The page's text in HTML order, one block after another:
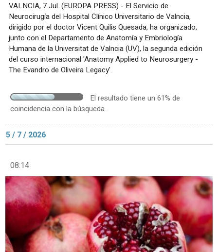
VALNCIA, 7 Jul. (EUROPA PRESS) - El Servicio de
Neurocirugía del Hospital Clínico Universitario de Valncia,
dirigido por el doctor Vicent Quilis Quesada, ha organizado,
junto con el Departamento de Anatomía y Embriología
Humana de la Universitat de Valncia (UV), la segunda edición
del curso internacional 'Anatomy Applied to Neurosurgery -
The Evandro de Oliveira Legacy'.
El resultado tiene un 61% de
coincidencia con la búsqueda.
5 / 7 / 2026
08:14